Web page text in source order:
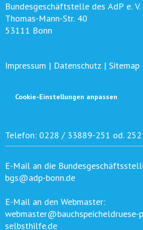
Bundesgeschäftstelle des AdP e. V.
Thomas-Mann-Str. 40
53111 Bonn
Impressum | Datenschutz | Sitemap
Cookie-Einstellungen anpassen
Telefon: 0228 / 33889-251 od. 252
E-Mail an die
bgs@adp-bonn.de
E-Mail an den Webmaster:
webmaster@bauchspeicheldruese-
selbsthilfe.de